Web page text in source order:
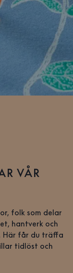
VÅR
folk som delar
hantverk och
Här får du träffa
tidlöst och